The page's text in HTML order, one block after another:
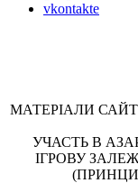
vkontakte
МАТЕРІАЛИ
УЧАСТЬ В
ІГРОВУ